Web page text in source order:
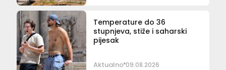
Temperature do 36
stupnjeva, stiže i saharski
pijesak
Aktualno 09.08.2026